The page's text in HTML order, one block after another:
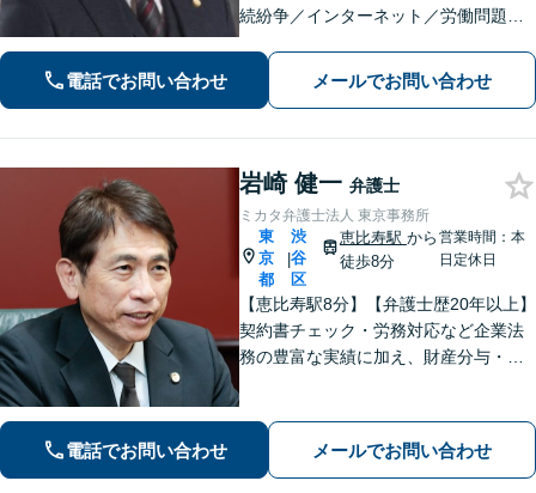
続紛争／インターネット／労働問題／
幅広い分野に対応【英語・韓国語対
応】大手事務所所属経験あり【夜間・
電話でお問い合わせ メールでお問い合わせ
岩崎 健一 弁護士
ミカタ弁護士法人 東京事務所
東
京
都
|
渋
谷
区
恵比寿駅 から
徒歩8分
営業時間：本
日定休日
【恵比寿駅8分】【弁護士歴20年以上】
契約書チェック・労務対応など企業法
務の豊富な実績に加え、財産分与・親
寄り添い最適な解決を目指します。
【初回相談可能】【WEB面談可能】
電話でお問い合わせ メールでお問い合わせ